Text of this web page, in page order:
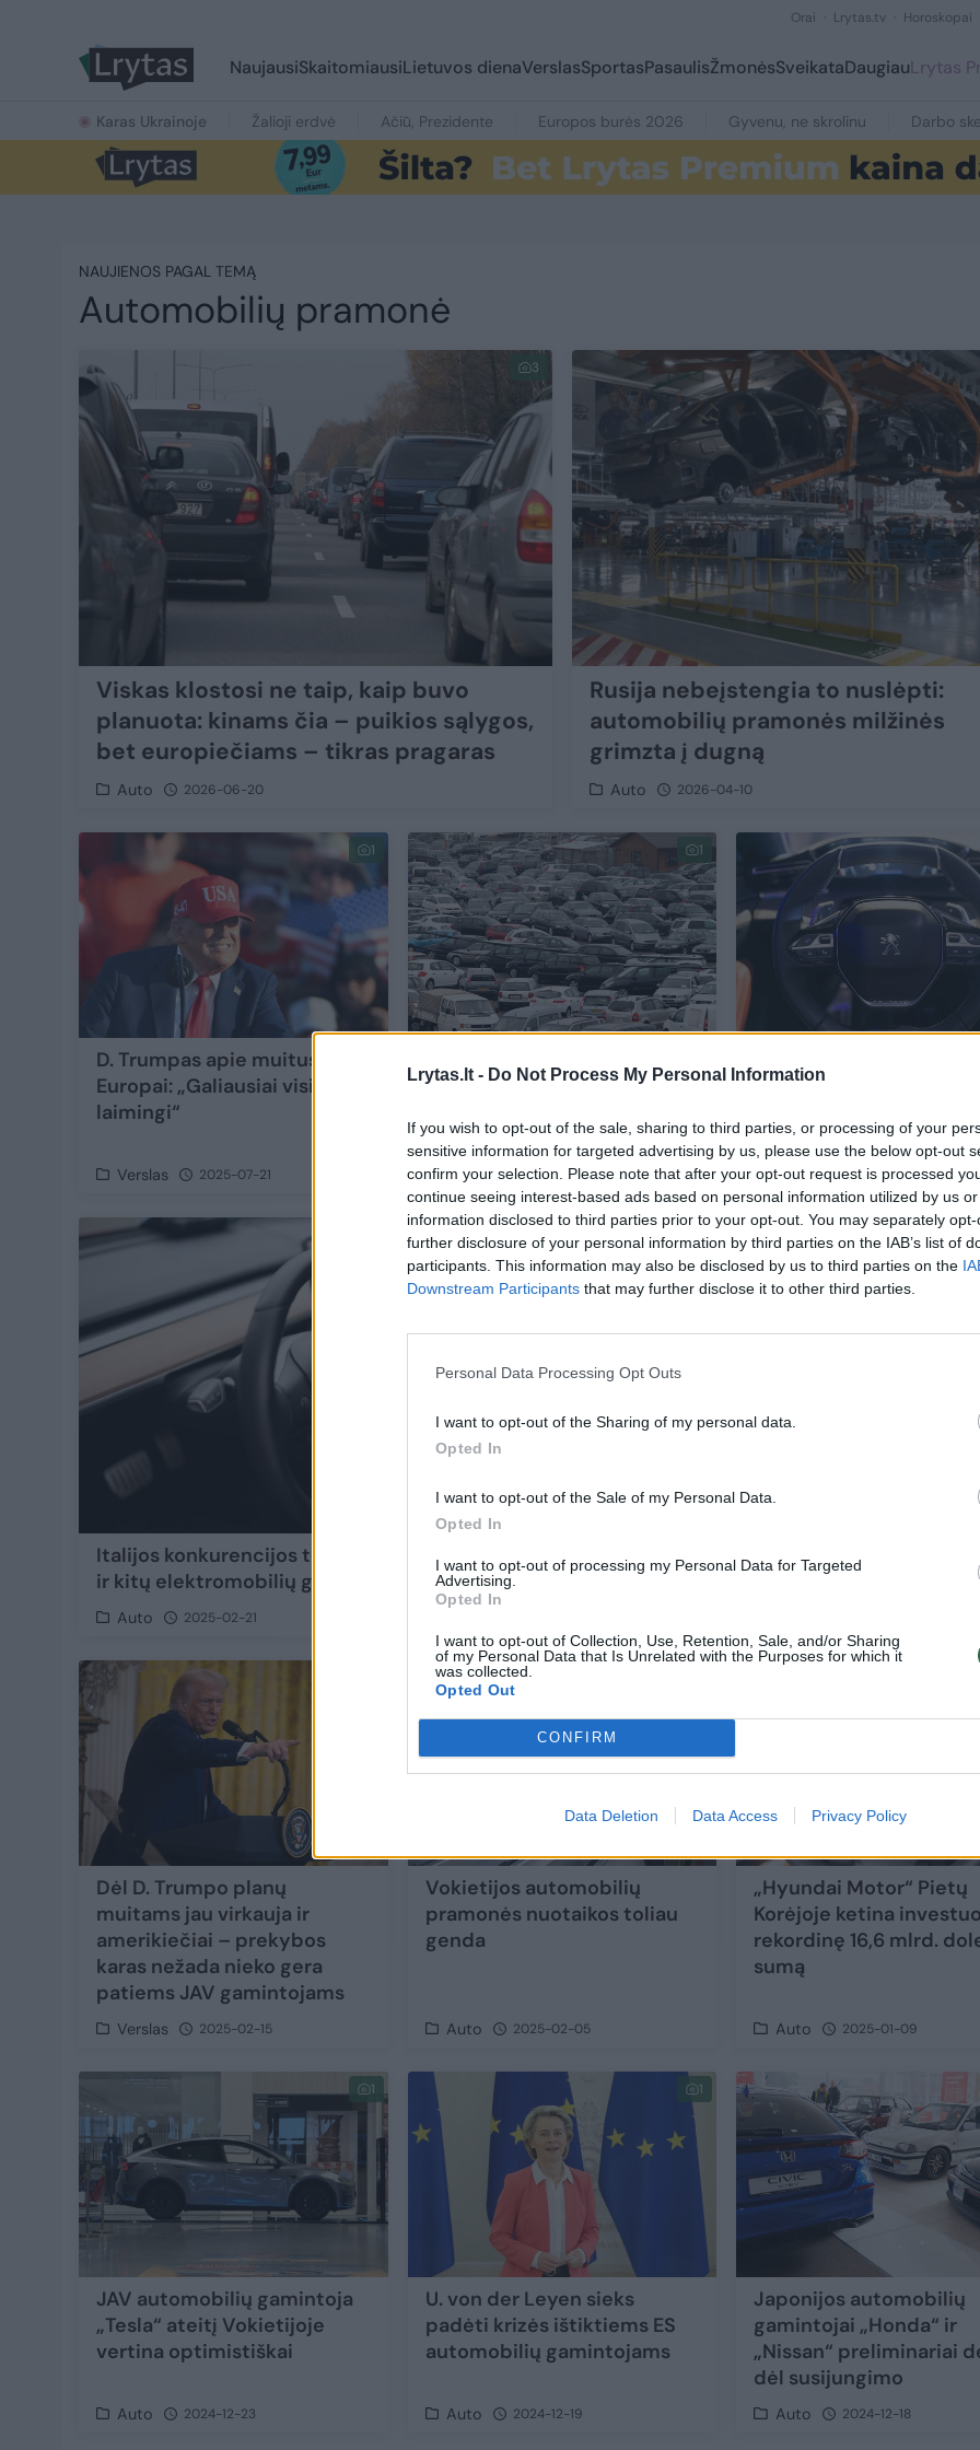
Lrytas.lt - Do Not Process My Personal Information
If you wish to opt-out of the sale, sharing to third parties, or processing of your
sensitive information for targeted advertising by us, please use the below opt-out
confirm your selection. Please note that after your opt-out request is processed
continue seeing interest-based ads based on personal information utilized by us
information disclosed to third parties prior to your opt-out. You may separately
further disclosure of your personal information by third parties on the IAB’s list of
participants. This information may also be disclosed by us to third parties on the
Downstream Participants that may further disclose it to other third parties.
Personal Data Processing Opt Outs
I want to opt-out of the Sharing of my personal data.
Opted In
I want to opt-out of the Sale of my Personal Data.
Opted In
I want to opt-out of processing my Personal Data for Targeted
Advertising.
Opted In
I want to opt-out of Collection, Use, Retention, Sale, and/or Sharing
of my Personal Data that Is Unrelated with the Purposes for which it
was collected.
Opted Out
CONFIRM
Data Deletion Data Access Privacy Policy
Orai Lrytas.tv Horoskopai
NaujausiSkaitomiausiLietuvos dienaVerslasSportasPasaulisŽmonėsSveikataDaugiauLrytas
Karas Ukrainoje Žalioji erdvė Ačiū, Prezidente Europos burės 2026 Gyvenu, ne skrolinu Darbo
NAUJIENOS PAGAL TEMĄ
Automobilių pramonė
3
Viskas klostosi ne taip, kaip buvo
planuota: kinams čia – puikios sąlygos,
bet europiečiams – tikras pragaras
Auto 2026-06-20
Rusija nebeįstengia to nuslėpti:
automobilių pramonės milžinės
grimzta į dugną
Auto 2026-04-10
1
D. Trumpas apie muitus
Europai: „Galiausiai visi bus
laimingi“
Verslas 2025-07-21
1
nemalonią staigmeną: rusų
išdeginta dykuma
Auto 2025-04-13
gamintojas „Stellantis“
pelno nuosmukį
Auto 2025-02-26
Italijos konkurencijos tarnyba pradeda „Tesla“
ir kitų elektromobilių gamintojų tyrimą
Auto 2025-02-21
D. Trumpas: muitai automobilių importui
siekti 25 proc.
Dėl D. Trumpo planų
muitams jau virkauja ir
amerikiečiai – prekybos
karas nežada nieko gera
patiems JAV gamintojams
Verslas 2025-02-15
Vokietijos automobilių
pramonės nuotaikos toliau
genda
Auto 2025-02-05
„Hyundai Motor“ Pietų
Korėjoje ketina
rekordinę 16,6 mlrd.
sumą
Auto 2025-01-09
1
JAV automobilių gamintoja
„Tesla“ ateitį Vokietijoje
vertina optimistiškai
Auto 2024-12-23
1
U. von der Leyen sieks
padėti krizės ištiktiems ES
automobilių gamintojams
Auto 2024-12-19
Japonijos automobilių
gamintojai „Honda“ ir
„Nissan“ preliminariai
dėl susijungimo
Auto 2024-12-18